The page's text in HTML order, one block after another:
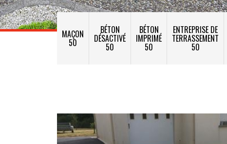
MAÇON
50
BÉTON
DÉSACTIVÉ
50
BÉTON
IMPRIMÉ
50
ENTREPRISE DE
TERRASSEMENT
50